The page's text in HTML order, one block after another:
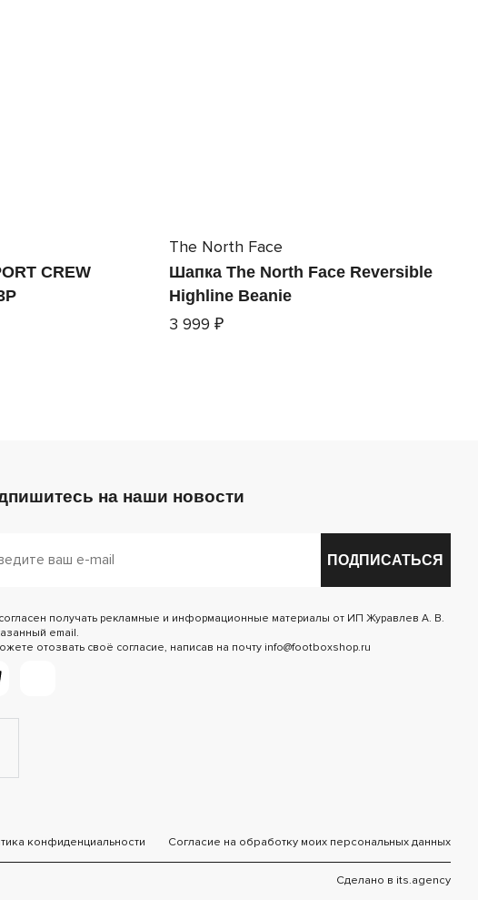
CREW
The North Face
Шапка The North Face Reversible
Highline Beanie
3 999 ₽
на наши новости
ПОДПИСАТЬСЯ
получать рекламные и информационные материалы от ИП Журавлев А. В.
email.
отозвать своё согласие, написав на почту info@footboxshop.ru
конфиденциальности Согласие на обработку моих персональных данных
Сделано в its.agency